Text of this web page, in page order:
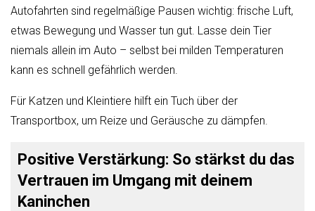
Autofahrten sind regelmäßige Pausen wichtig: frische Luft,
etwas Bewegung und Wasser tun gut. Lasse dein Tier
niemals allein im Auto – selbst bei milden Temperaturen
kann es schnell gefährlich werden.
Für Katzen und Kleintiere hilft ein Tuch über der
Transportbox, um Reize und Geräusche zu dämpfen.
Positive Verstärkung: So stärkst du das
Vertrauen im Umgang mit deinem
Kaninchen